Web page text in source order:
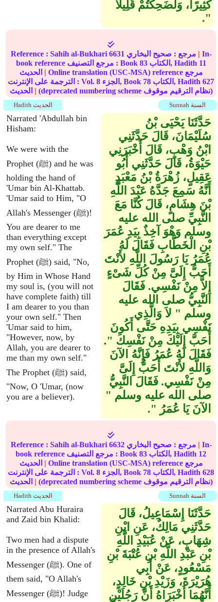
كَثِيرًا، وَلَضَحِكْتُمْ قَلِيلاً
‏"‏‏.‏
Reference : Sahih al-Bukhari 6631 مرجع : صحيح البخاري | In-
book reference مرجع التصنيف : Book 83 الكتاب, Hadith 11
| Online translation (USC-MSA) reference مرجع
الترجمة على الإنترنت : Vol.8 الجزء, Book 78 الكتاب, Hadith627
| (deprecated numbering scheme نظام الترقيم موقوف)
Sunnah السنة Hadith الحديث
Narrated 'Abdullah bin
Hisham:
We were with the
Prophet (ﷺ) and he was
holding the hand of
'Umar bin Al-Khattab.
'Umar said to Him, "O
Allah's Messenger (ﷺ)!
You are dearer to me
than everything except
my own self." The
Prophet (ﷺ) said, "No,
by Him in Whose Hand
my soul is, (you will not
have complete faith) till
I am dearer to you than
your own self." Then
'Umar said to him,
"However, now, by
Allah, you are dearer to
me than my own self."
The Prophet (ﷺ) said,
"Now, O 'Umar, (now
you are a believer).
حَدَّثَنَا يَحْيَى بْنُ
سُلَيْمَانَ، قَالَ حَدَّثَنِي
ابْنُ وَهْبٍ، قَالَ أَخْبَرَنِي
حَيْوَةُ، قَالَ حَدَّثَنِي أَبُو
عَقِيلٍ، زُهْرَةُ بْنُ مَعْبَدٍ
أَنَّهُ سَمِعَ جَدَّهُ عَبْدَ اللَّهِ
بْنَ هِشَامٍ، قَالَ كُنَّا مَعَ
النَّبِيِّ صلى الله عليه
وسلم وَهْوَ آخِذٌ بِيَدِ عُمَرَ
بْنِ الْخَطَّابِ فَقَالَ لَهُ
عُمَرُ يَا رَسُولَ اللَّهِ لأَنْتَ
أَحَبُّ إِلَىَّ مِنْ كُلِّ شَىْءٍ
إِلاَّ مِنْ نَفْسِي‏.‏ فَقَالَ
النَّبِيُّ صلى الله عليه
وسلم ‏"‏ لاَ وَالَّذِي
نَفْسِي بِيَدِهِ حَتَّى أَكُونَ
أَحَبَّ إِلَيْكَ مِنْ نَفْسِكَ ‏"‏‏.‏
فَقَالَ لَهُ عُمَرُ فَإِنَّهُ الآنَ
وَاللَّهِ لأَنْتَ أَحَبُّ إِلَىَّ
مِنْ نَفْسِي‏.‏ فَقَالَ النَّبِيُّ
صلى الله عليه وسلم ‏"‏
الآنَ يَا عُمَرُ ‏"‏‏.‏
Reference : Sahih al-Bukhari 6632 مرجع : صحيح البخاري | In-
book reference مرجع التصنيف : Book83 الكتاب, Hadith 12
| Online translation (USC-MSA) reference مرجع
الترجمة على الإنترنت : Vol.8 الجزء, Book 78 الكتاب, Hadith628
| (deprecated numbering scheme نظام الترقيم موقوف)
Sunnah السنة Hadith الحديث
Narrated Abu Huraira
and Zaid bin Khalid:
Two men had a dispute
in the presence of Allah's
Messenger (ﷺ). One of
them said, "O Allah's
Messenger (ﷺ)! Judge
حَدَّثَنَا إِسْمَاعِيلُ، قَالَ
حَدَّثَنِي مَالِكٌ، عَنِ ابْنِ
شِهَابٍ، عَنْ عُبَيْدِ اللَّهِ
بْنِ عَبْدِ اللَّهِ بْنِ عُتْبَةَ بْنِ
مَسْعُودٍ، عَنْ أَبِي
هُرَيْرَةَ، وَزَيْدِ بْنِ خَالِدٍ،
أَنَّهُمَا أَخْبَرَاهُ أَنَّ رَجُلَيْنِ